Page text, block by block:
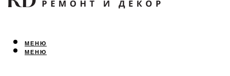
ВСЕ ПРО РЕМОНТ
МЕНЮ
МЕНЮ